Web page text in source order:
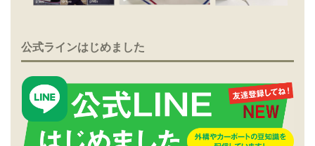
公式ラインはじめました